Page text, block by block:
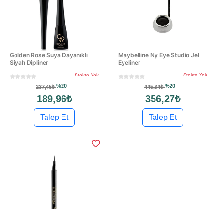
Golden Rose Suya Dayanıklı
Siyah Dipliner
Stokta Yok
237,45₺%20
189,96₺
Talep Et
Maybelline Ny Eye Studio Jel
Eyeliner
Stokta Yok
445,34₺%20
356,27₺
Talep Et